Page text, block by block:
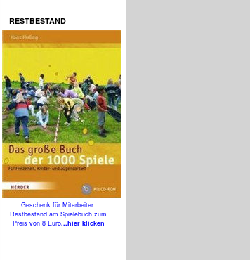
RESTBESTAND
Geschenk für Mitarbeiter:
Restbestand am Spielebuch zum
Preis von 8 Euro...hier klicken